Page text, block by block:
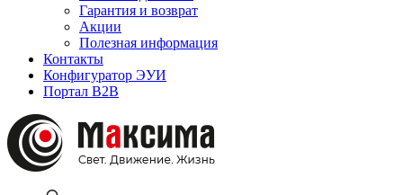
Гарантия и возврат
Акции
Полезная информация
Контакты
Конфигуратор ЭУИ
Портал B2B